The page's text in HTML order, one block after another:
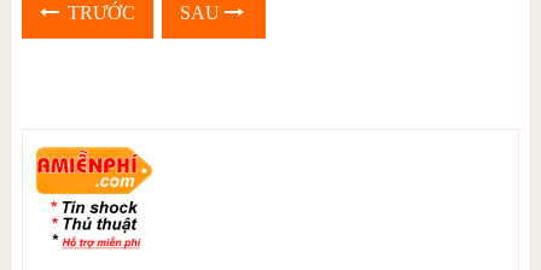
TRƯỚC SAU